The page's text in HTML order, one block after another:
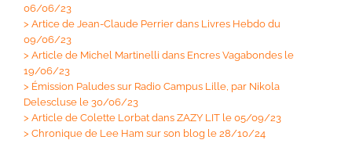
06/06/23
> Artice de Jean-Claude Perrier dans Livres Hebdo du
09/06/23
> Article de Michel Martinelli dans Encres Vagabondes le
19/06/23
> Émission Paludes sur Radio Campus Lille, par Nikola
Delescluse le 30/06/23
> Article de Colette Lorbat dans ZAZY LIT le 05/09/23
> Chronique de Lee Ham sur son blog le 28/10/24